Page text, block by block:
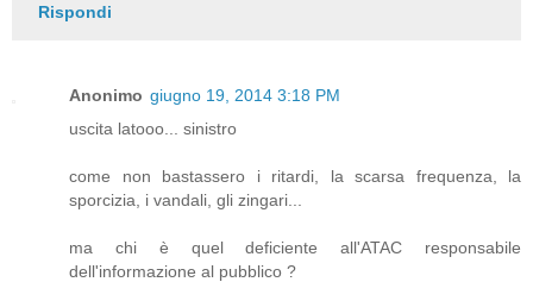
Rispondi
Anonimo giugno 19, 2014 3:18 PM
uscita latooo... sinistro
come non bastassero i ritardi, la scarsa frequenza, la
sporcizia, i vandali, gli zingari...
ma chi è quel deficiente all'ATAC responsabile
dell'informazione al pubblico ?